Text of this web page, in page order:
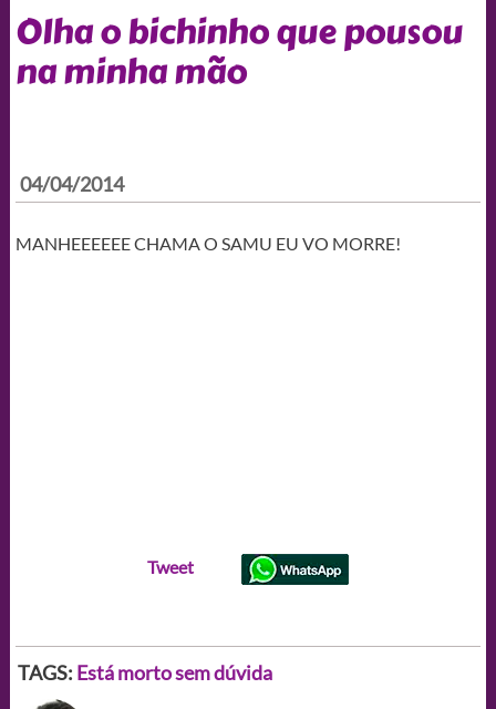
Olha o bichinho que pousou
na minha mão
04/04/2014
MANHEEEEEE CHAMA O SAMU EU VO MORRE!
Tweet
TAGS: Está morto sem dúvida